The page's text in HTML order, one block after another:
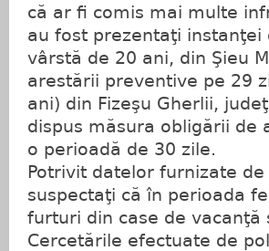
că ar fi comis mai multe
au fost prezentaţi
vârstă de 20 ani, din Şieu
arestării preventive pe 29
ani) din Fizeşu Gherlii,
dispus măsura obligării de
o perioadă de 30 zile.
Potrivit datelor furnizate de
suspectaţi că în perioada
furturi din case de vacanţă
Cercetările efectuate de